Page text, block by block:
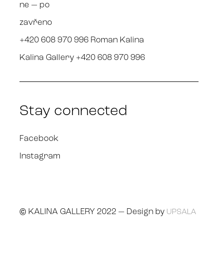
ne — po
zavřeno
+420 608 970 996 Roman Kalina
Kalina Gallery +420 608 970 996
Stay connected
Facebook
Instagram
© KALINA GALLERY 2022 — Design by UPSALA